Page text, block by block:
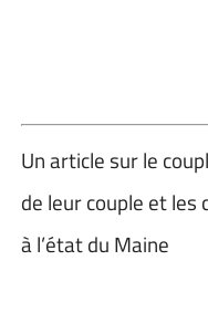
Un article sur le
de leur couple et
à l’état du Maine